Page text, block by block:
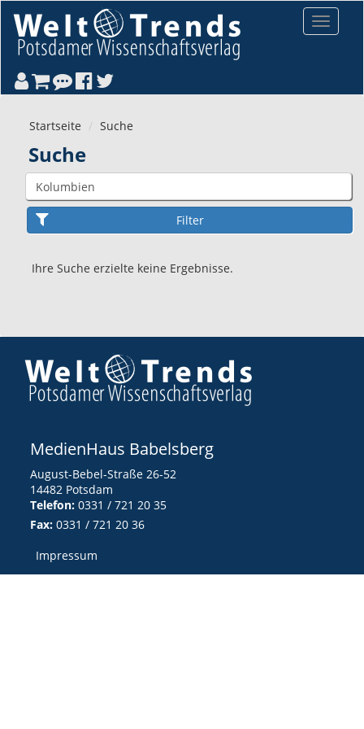
Toggle
Startseite Suche
Suche
Ihre Suche erzielte keine Ergebnisse.
MedienHaus Babelsberg
August-Bebel-Straße 26-52
14482 Potsdam
Telefon: 0331 / 721 20 35
Fax: 0331 / 721 20 36
Impressum